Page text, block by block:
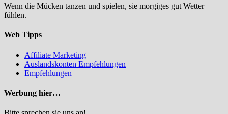
Wenn die Mücken tanzen und spielen, sie morgiges gut Wetter
fühlen.
Web Tipps
Affiliate Marketing
Auslandskonten Empfehlungen
Empfehlungen
Werbung hier…